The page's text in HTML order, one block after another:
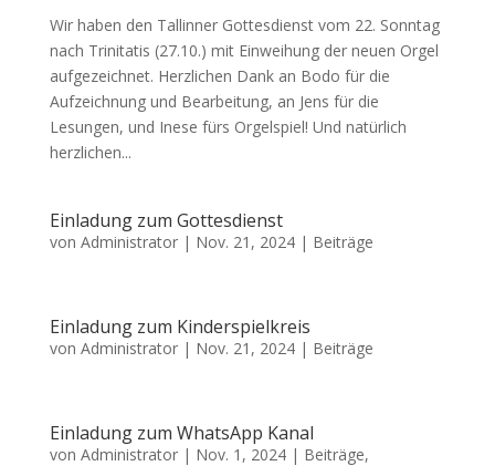
Wir haben den Tallinner Gottesdienst vom 22. Sonntag
nach Trinitatis (27.10.) mit Einweihung der neuen Orgel
aufgezeichnet. Herzlichen Dank an Bodo für die
Aufzeichnung und Bearbeitung, an Jens für die
Lesungen, und Inese fürs Orgelspiel! Und natürlich
herzlichen...
Einladung zum Gottesdienst
von Administrator| Nov. 21, 2024| Beiträge
Einladung zum Kinderspielkreis
von Administrator| Nov. 21, 2024| Beiträge
Einladung zum WhatsApp Kanal
von Administrator| Nov. 1, 2024| Beiträge,